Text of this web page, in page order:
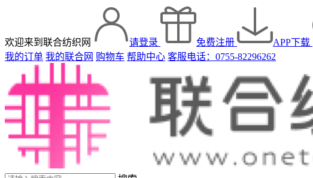
欢迎来到联合纺织网 请登录 免费注册 APP下载
我的订单 我的联合网 购物车 帮助中心 客服电话：0755-82296262